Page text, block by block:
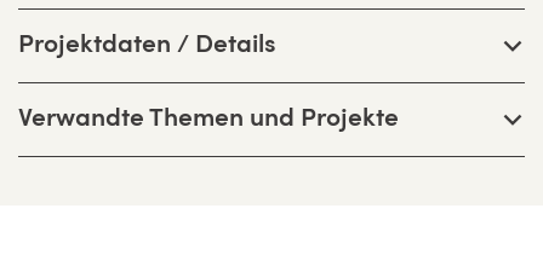
Projektdaten / Details
Verwandte Themen und Projekte